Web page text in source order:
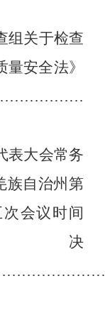
组关于检查
量安全法》
表大会常务
族自治州第
会议时间